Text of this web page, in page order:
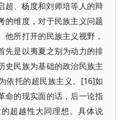
超、杨度和刘师培等人的辩
的维度，对于民族主义问题
所打开的民族主义视野，
先是以夷夏之别为动力的排
史民族为基础的政治民族主
依托的超民族主义。[16]如
命的现实面的话，后一论指
超越性大同理想。具体说